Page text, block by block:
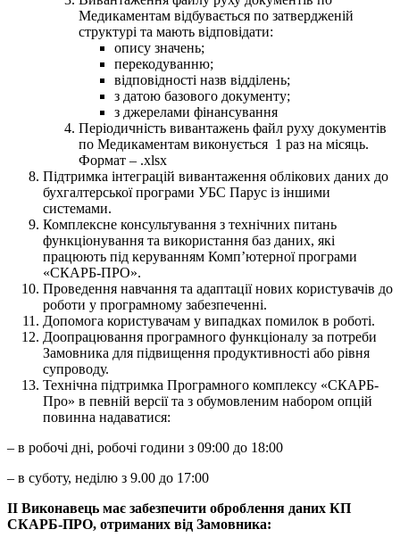
Медикаментам відбувається по затвердженій
структурі та мають відповідати:
опису значень;
перекодуванню;
відповідності назв відділень;
з датою базового документу;
з джерелами фінансування
Періодичність вивантажень файл руху документів
по Медикаментам виконується 1 раз на місяць.
Формат – .xlsx
Підтримка інтеграцій вивантаження облікових даних до
бухгалтерської програми УБС Парус із іншими
системами.
Комплексне консультування з технічних питань
функціонування та використання баз даних, які
працюють під керуванням Комп’ютерної програми
«СКАРБ-ПРО».
Проведення навчання та адаптації нових користувачів до
роботи у програмному забезпеченні.
Допомога користувачам у випадках помилок в роботі.
Доопрацювання програмного функціоналу за потреби
Замовника для підвищення продуктивності або рівня
супроводу.
Технічна підтримка Програмного комплексу «СКАРБ-
Про» в певній версії та з обумовленим набором опцій
повинна надаватися:
– в робочі дні, робочі години з 09:00 до 18:00
– в суботу, неділю з 9.00 до 17:00
II Виконавець має забезпечити оброблення даних КП
СКАРБ-ПРО, отриманих від Замовника: